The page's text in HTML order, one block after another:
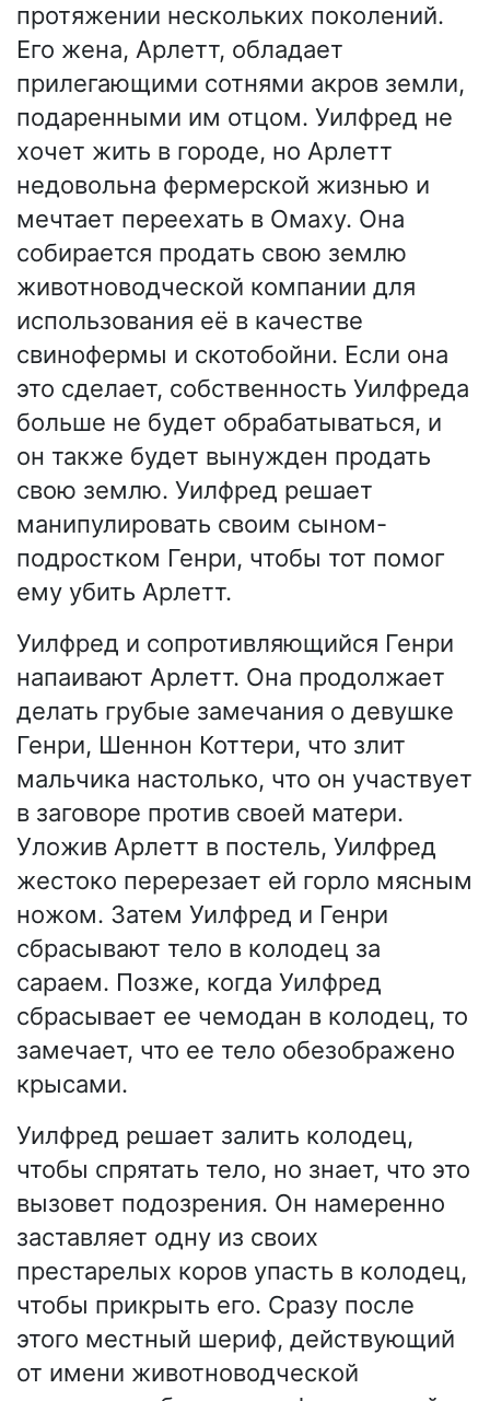
протяжении нескольких поколений.
Его жена, Арлетт, обладает
прилегающими сотнями акров земли,
подаренными им отцом. Уилфред не
хочет жить в городе, но Арлетт
недовольна фермерской жизнью и
мечтает переехать в Омаху. Она
собирается продать свою землю
животноводческой компании для
использования её в качестве
свинофермы и скотобойни. Если она
это сделает, собственность Уилфреда
больше не будет обрабатываться, и
он также будет вынужден продать
свою землю. Уилфред решает
манипулировать своим сыном-
подростком Генри, чтобы тот помог
ему убить Арлетт.
Уилфред и сопротивляющийся Генри
напаивают Арлетт. Она продолжает
делать грубые замечания о девушке
Генри, Шеннон Коттери, что злит
мальчика настолько, что он участвует
в заговоре против своей матери.
Уложив Арлетт в постель, Уилфред
жестоко перерезает ей горло мясным
ножом. Затем Уилфред и Генри
сбрасывают тело в колодец за
сараем. Позже, когда Уилфред
сбрасывает ее чемодан в колодец, то
замечает, что ее тело обезображено
крысами.
Уилфред решает залить колодец,
чтобы спрятать тело, но знает, что это
вызовет подозрения. Он намеренно
заставляет одну из своих
престарелых коров упасть в колодец,
чтобы прикрыть его. Сразу после
этого местный шериф, действующий
от имени животноводческой